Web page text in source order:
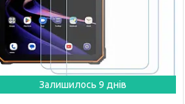
Залишилось 9 днів